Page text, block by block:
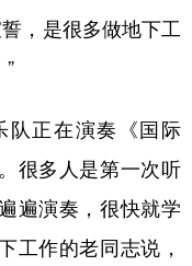
，是很多做地下工
”
正在演奏《国际
很多人是第一次听
遍演奏，很快就学
工作的老同志说，